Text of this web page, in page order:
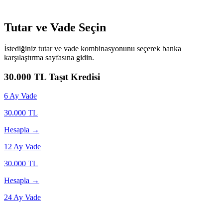
Tutar ve Vade Seçin
İstediğiniz tutar ve vade kombinasyonunu seçerek banka
karşılaştırma sayfasına gidin.
30.000 TL Taşıt Kredisi
6 Ay Vade
30.000 TL
Hesapla →
12 Ay Vade
30.000 TL
Hesapla →
24 Ay Vade